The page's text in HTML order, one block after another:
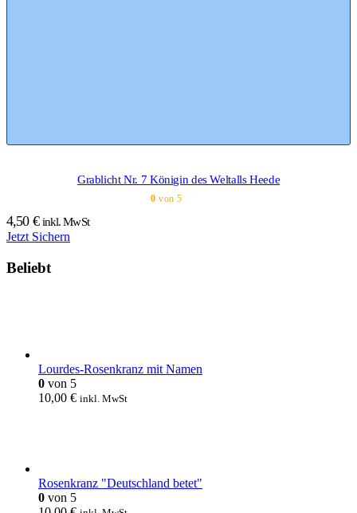
Grablicht Nr. 7 Königin des Weltalls Heede
0 von 5
4,50 € inkl. MwSt
Jetzt Sichern
Beliebt
Lourdes-Rosenkranz mit Namen
0 von 5
10,00 € inkl. MwSt
Rosenkranz "Deutschland betet"
0 von 5